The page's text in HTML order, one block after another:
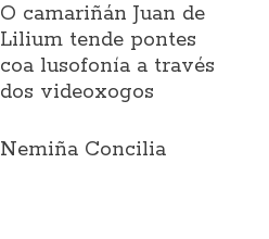
O camariñán Juan de
Lilium tende pontes
coa lusofonía a través
dos videoxogos
Nemiña Concilia